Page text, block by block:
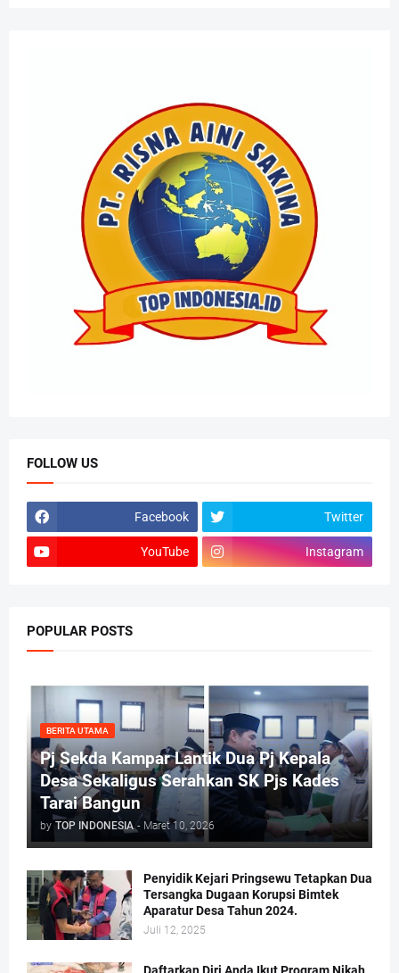
FOLLOW US
Facebook Twitter
YouTube Instagram
POPULAR POSTS
BERITA UTAMA
Pj Sekda Kampar Lantik Dua Pj Kepala
Desa Sekaligus Serahkan SK Pjs Kades
Tarai Bangun
by TOP INDONESIA - Maret 10, 2026
Penyidik Kejari Pringsewu Tetapkan Dua
Tersangka Dugaan Korupsi Bimtek
Aparatur Desa Tahun 2024.
Juli 12, 2025